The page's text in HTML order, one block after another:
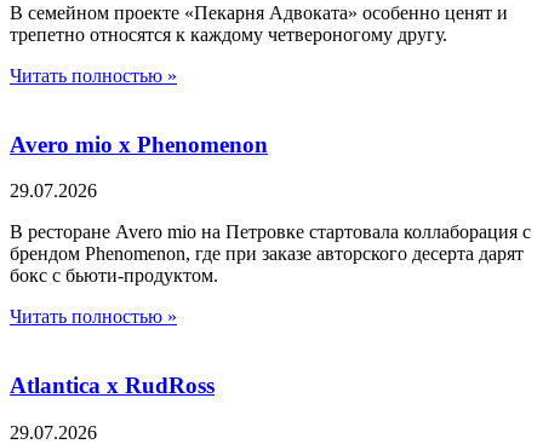
В семейном проекте «Пекарня Адвоката» особенно ценят и
трепетно относятся к каждому четвероногому другу.
Читать полностью »
Avero mio x Phenomenon
29.07.2026
В ресторане Avero mio на Петровке стартовала коллаборация с
брендом Phenomenon, где при заказе авторского десерта дарят
бокс с бьюти-продуктом.
Читать полностью »
Atlantica х RudRoss
29.07.2026